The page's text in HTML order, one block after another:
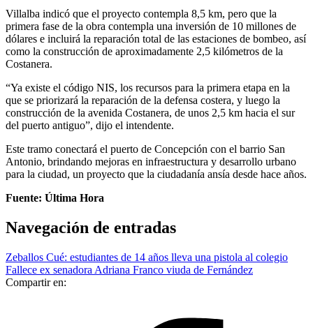
Villalba indicó que el proyecto contempla 8,5 km, pero que la
primera fase de la obra contempla una inversión de 10 millones de
dólares e incluirá la reparación total de las estaciones de bombeo, así
como la construcción de aproximadamente 2,5 kilómetros de la
Costanera.
“Ya existe el código NIS, los recursos para la primera etapa en la
que se priorizará la reparación de la defensa costera, y luego la
construcción de la avenida Costanera, de unos 2,5 km hacia el sur
del puerto antiguo”, dijo el intendente.
Este tramo conectará el puerto de Concepción con el barrio San
Antonio, brindando mejoras en infraestructura y desarrollo urbano
para la ciudad, un proyecto que la ciudadanía ansía desde hace años.
Fuente: Última Hora
Navegación de entradas
Zeballos Cué: estudiantes de 14 años lleva una pistola al colegio
Fallece ex senadora Adriana Franco viuda de Fernández
Compartir en: